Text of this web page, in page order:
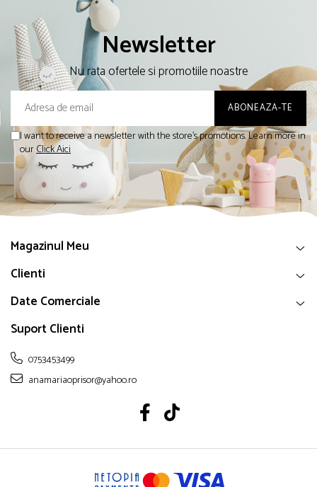
Newsletter
Nu rata ofertele si promotiile noastre
I want to receive a newsletter with the store's promotions. Learn more in
ourClick Aici
Magazinul Meu
Clienti
Date Comerciale
Suport Clienti
0753453499
anamariaoprisor@yahoo.ro